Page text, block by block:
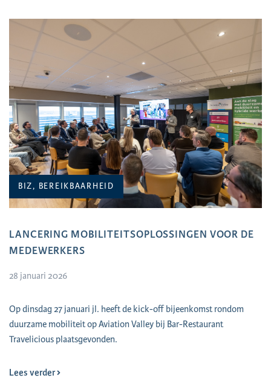
BIZ, BEREIKBAARHEID
LANCERING MOBILITEITSOPLOSSINGEN VOOR DE
MEDEWERKERS
28 januari 2026
Op dinsdag 27 januari jl. heeft de kick-off bijeenkomst rondom
duurzame mobiliteit op Aviation Valley bij Bar-Restaurant
Travelicious plaatsgevonden.
Lees verder